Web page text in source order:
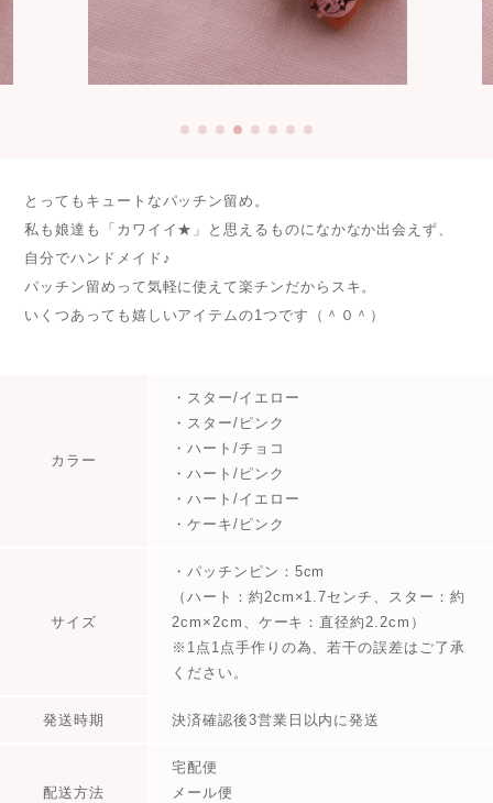
とってもキュートなパッチン留め。
私も娘達も「カワイイ★」と思えるものになかなか出会えず、
自分でハンドメイド♪
パッチン留めって気軽に使えて楽チンだからスキ。
いくつあっても嬉しいアイテムの1つです（＾０＾）
カラー
・スター/イエロー
・スター/ピンク
・ハート/チョコ
・ハート/ピンク
・ハート/イエロー
・ケーキ/ピンク
サイズ
・パッチンピン：5cm
（ハート：約2cm×1.7センチ、スター：約
2cm×2cm、ケーキ：直径約2.2cm）
※1点1点手作りの為、若干の誤差はご了承
ください。
発送時期 決済確認後3営業日以内に発送
配送方法
宅配便
メール便